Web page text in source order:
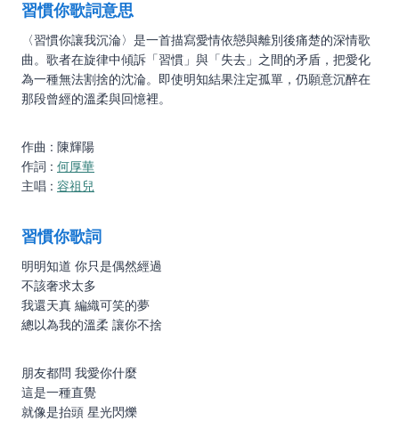
習慣你歌詞意思
〈習慣你讓我沉淪〉是一首描寫愛情依戀與離別後痛楚的深情歌
曲。歌者在旋律中傾訴「習慣」與「失去」之間的矛盾，把愛化
為一種無法割捨的沈淪。即使明知結果注定孤單，仍願意沉醉在
那段曾經的溫柔與回憶裡。
作曲 : 陳輝陽
作詞 : 何厚華
主唱 : 容祖兒
習慣你歌詞
明明知道 你只是偶然經過
不該奢求太多
我還天真 編織可笑的夢
總以為我的溫柔 讓你不捨
朋友都問 我愛你什麼
這是一種直覺
就像是抬頭 星光閃爍